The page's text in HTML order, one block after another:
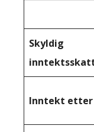
Skyldig
Inntekt